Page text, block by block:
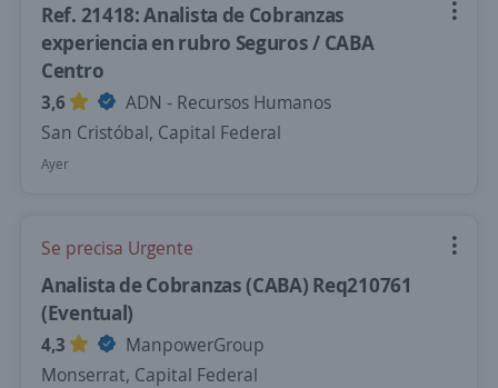
Ref. 21418: Analista de Cobranzas
experiencia en rubro Seguros / CABA
Centro
3,6
ADN - Recursos Humanos
San Cristóbal, Capital Federal
Ayer
Se precisa Urgente
Analista de Cobranzas (CABA) Req210761
(Eventual)
4,3
ManpowerGroup
Monserrat, Capital Federal